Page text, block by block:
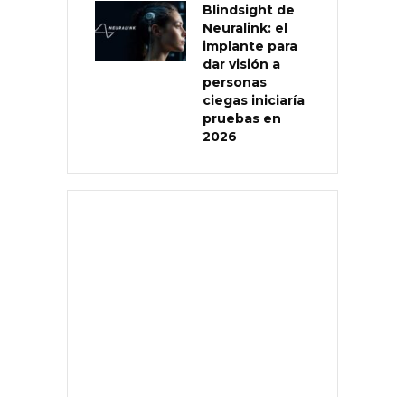
Blindsight de
Neuralink: el
implante para
dar visión a
personas
ciegas iniciaría
pruebas en
2026